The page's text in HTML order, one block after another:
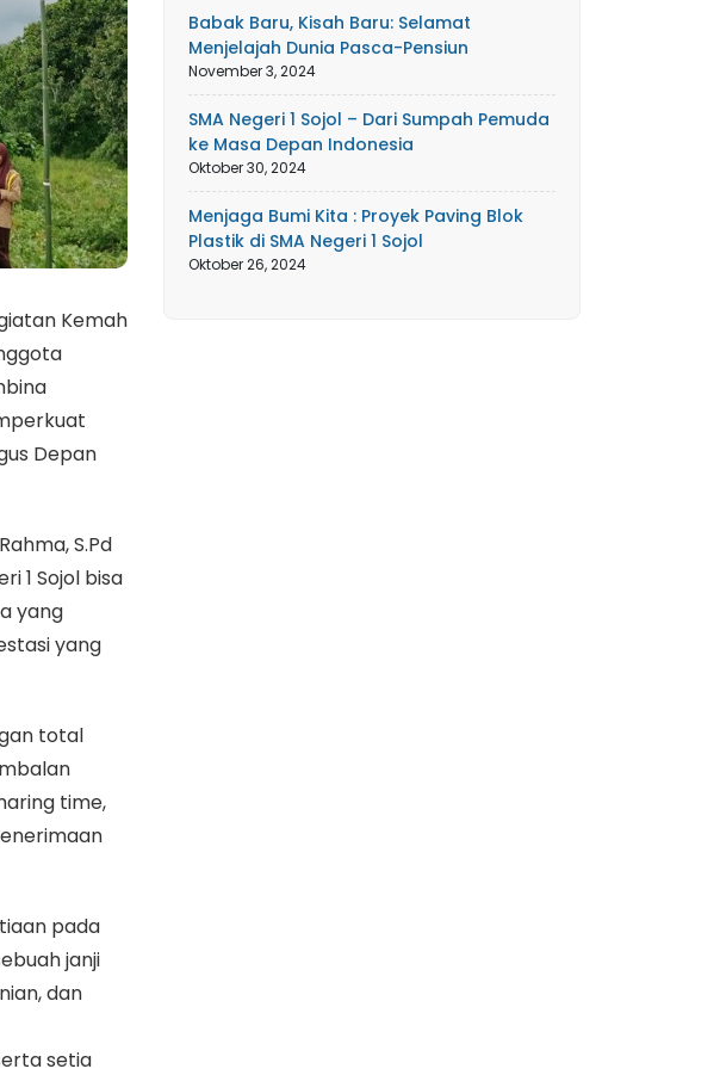
Kemah
Depan
S.Pd
1 Sojol bisa
yang
yang
total
time,
pada
janji
dan
setia
Babak Baru, Kisah Baru: Selamat
Menjelajah Dunia Pasca-Pensiun
November 3, 2024
SMA Negeri 1 Sojol – Dari Sumpah Pemuda
ke Masa Depan Indonesia
Oktober 30, 2024
Menjaga Bumi Kita : Proyek Paving Blok
Plastik di SMA Negeri 1 Sojol
Oktober 26, 2024